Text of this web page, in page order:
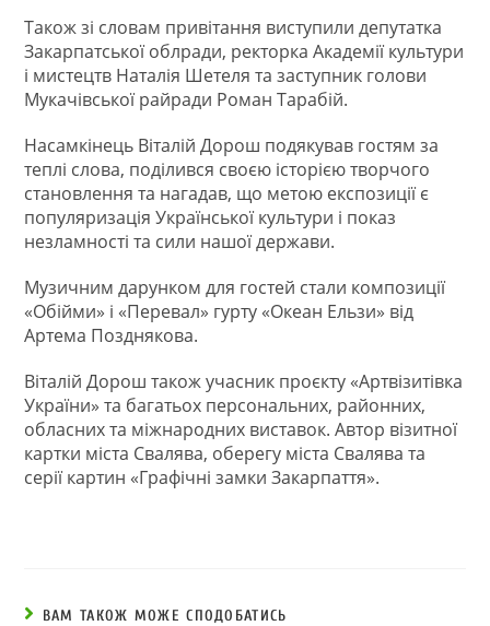
Також зі словам привітання виступили депутатка
Закарпатської облради, ректорка Академії культури
і мистецтв Наталія Шетеля та заступник голови
Мукачівської райради Роман Тарабій.
Насамкінець Віталій Дорош подякував гостям за
теплі слова, поділився своєю історією творчого
становлення та нагадав, що метою експозиції є
популяризація Української культури і показ
незламності та сили нашої держави.
Музичним дарунком для гостей стали композиції
«Обійми» і «Перевал» гурту «Океан Ельзи» від
Артема Позднякова.
Віталій Дорош також учасник проєкту «Артвізитівка
України» та багатьох персональних, районних,
обласних та міжнародних виставок. Автор візитної
картки міста Свалява, оберегу міста Свалява та
серії картин «Графічні замки Закарпаття».
ВАМ ТАКОЖ МОЖЕ СПОДОБАТИСЬ